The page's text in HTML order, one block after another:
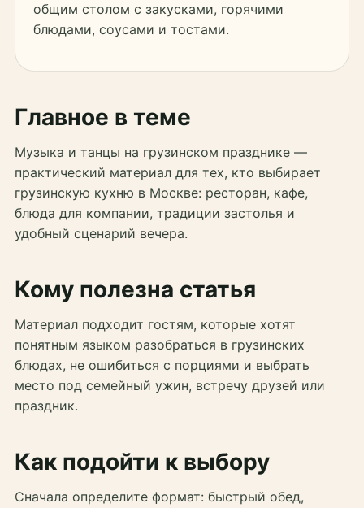
общим столом с закусками, горячими
блюдами, соусами и тостами.
Главное в теме
Музыка и танцы на грузинском празднике —
практический материал для тех, кто выбирает
грузинскую кухню в Москве: ресторан, кафе,
блюда для компании, традиции застолья и
удобный сценарий вечера.
Кому полезна статья
Материал подходит гостям, которые хотят
понятным языком разобраться в грузинских
блюдах, не ошибиться с порциями и выбрать
место под семейный ужин, встречу друзей или
праздник.
Как подойти к выбору
Сначала определите формат: быстрый обед,